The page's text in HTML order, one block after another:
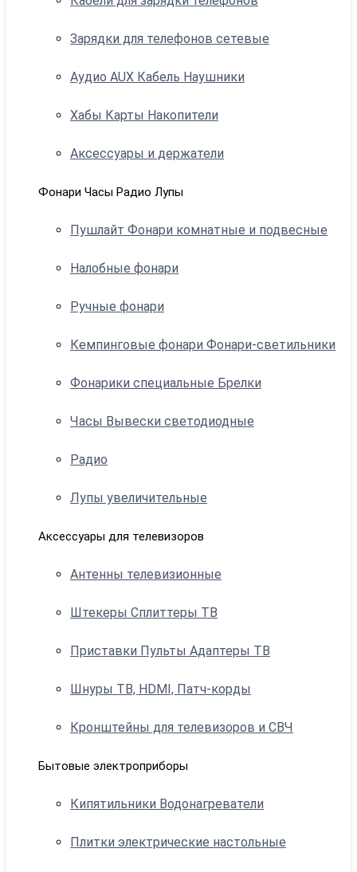
Зарядки для телефонов сетевые
Аудио AUX Кабель Наушники
Хабы Карты Накопители
Аксессуары и держатели
Фонари Часы Радио Лупы
Пушлайт Фонари комнатные и подвесные
Налобные фонари
Ручные фонари
Кемпинговые фонари Фонари-светильники
Фонарики специальные Брелки
Часы Вывески светодиодные
Радио
Лупы увеличительные
Аксессуары для телевизоров
Антенны телевизионные
Штекеры Сплиттеры ТВ
Приставки Пульты Адаптеры ТВ
Шнуры ТВ, HDMI, Патч-корды
Кронштейны для телевизоров и СВЧ
Бытовые электроприборы
Кипятильники Водонагреватели
Плитки электрические настольные